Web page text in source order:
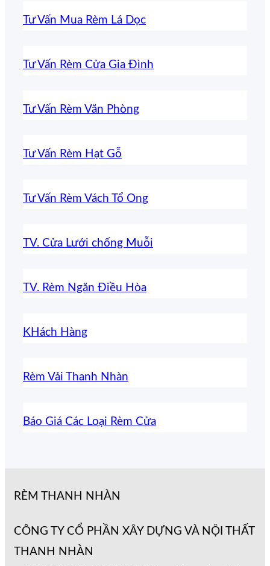
Tư Vấn Mua Rèm Lá Dọc
Tư Vấn Rèm Cửa Gia Đình
Tư Vấn Rèm Văn Phòng
Tư Vấn Rèm Hạt Gỗ
Tư Vấn Rèm Vách Tổ Ong
TV. Cửa Lưới chống Muỗi
TV. Rèm Ngăn Điều Hòa
KHách Hàng
Rèm Vải Thanh Nhàn
Báo Giá Các Loại Rèm Cửa
RÈM THANH NHÀN
CÔNG TY CỔ PHẦN XÂY DỰNG VÀ NỘI THẤT
THANH NHÀN